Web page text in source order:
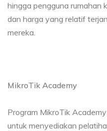
hingga pengguna rumahan
dan harga yang relatif
mereka.
MikroTik Academy
Program MikroTik
untuk menyediakan